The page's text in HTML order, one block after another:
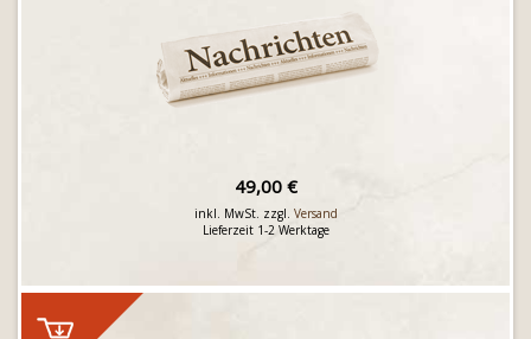
49,00 €
inkl. MwSt. zzgl. Versand
Lieferzeit 1-2 Werktage